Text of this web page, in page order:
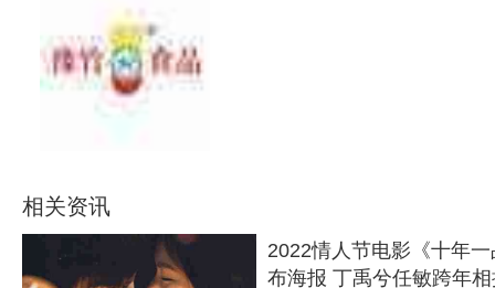
相关资讯
2022情人节电影《十年
布海报 丁禹兮任敏跨年